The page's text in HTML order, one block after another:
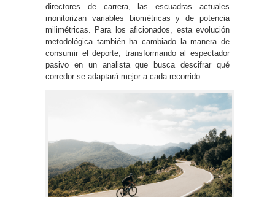
directores de carrera, las escuadras actuales
monitorizan variables biométricas y de potencia
milimétricas. Para los aficionados, esta evolución
metodológica también ha cambiado la manera de
consumir el deporte, transformando al espectador
pasivo en un analista que busca descifrar qué
corredor se adaptará mejor a cada recorrido.